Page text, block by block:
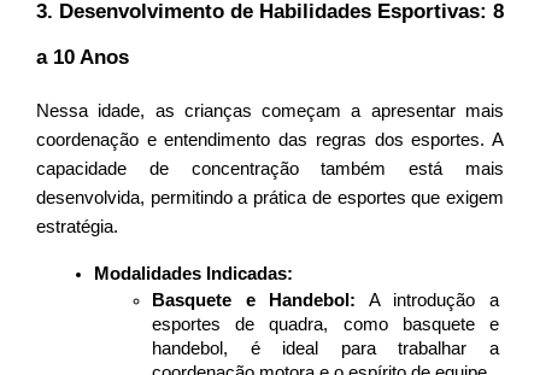
3. Desenvolvimento de Habilidades Esportivas: 8
a 10 Anos
Nessa idade, as crianças começam a apresentar mais
coordenação e entendimento das regras dos esportes. A
capacidade de concentração também está mais
desenvolvida, permitindo a prática de esportes que exigem
estratégia.
Modalidades Indicadas:
Basquete e Handebol: A introdução a
esportes de quadra, como basquete e
handebol, é ideal para trabalhar a